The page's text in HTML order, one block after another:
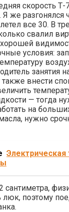
скорость Т-
же разгонялся
все 30. В
свалил
условия:
занятия
внести
— тогда
на
нужно
Электрическая
сантиметра,
люк, поэтому